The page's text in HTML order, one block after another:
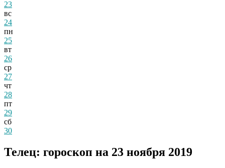
23
вс
24
пн
25
вт
26
ср
27
чт
28
пт
29
сб
30
Телец: гороскоп на 23 ноября 2019